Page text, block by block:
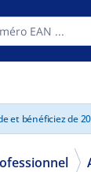
et bénéficiez de